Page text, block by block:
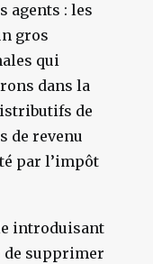
agents : les
gros
qui
dans la
de
de revenu
par l’impôt
introduisant
de supprimer